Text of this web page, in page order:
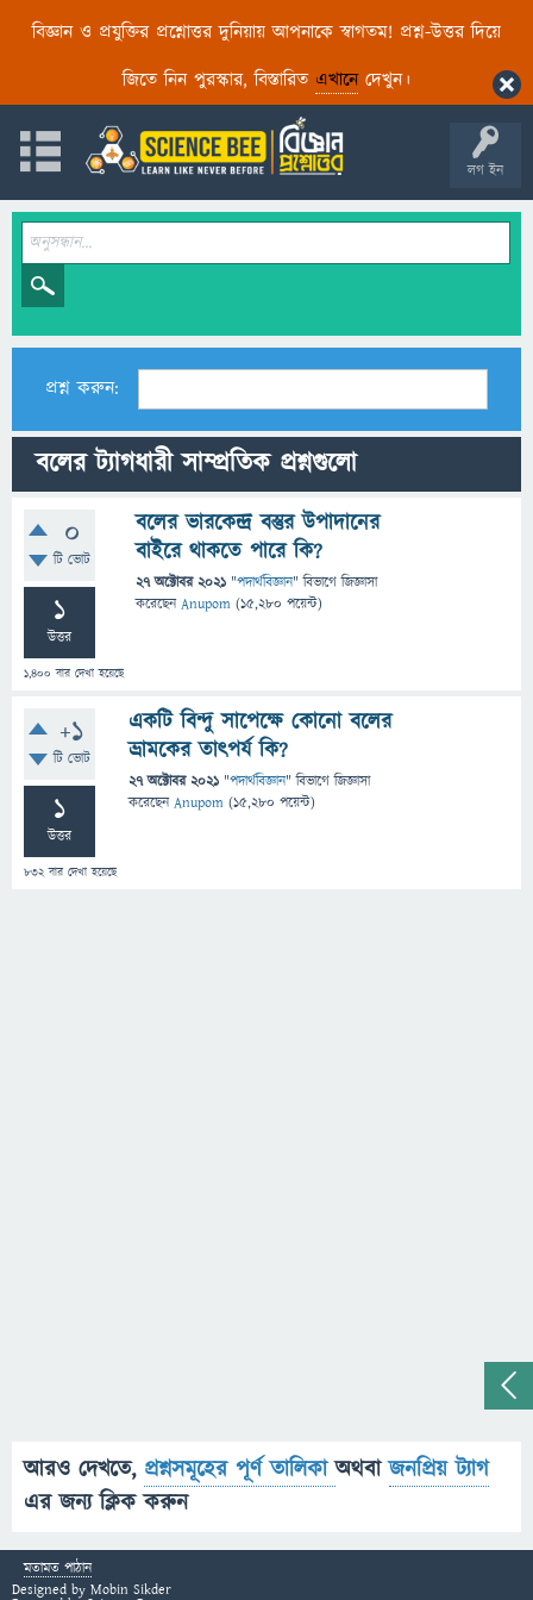
বিজ্ঞান ও প্রযুক্তির প্রশ্নোত্তর দুনিয়ায় আপনাকে স্বাগতম! প্রশ্ন-উত্তর দিয়ে
জিতে নিন পুরস্কার, বিস্তারিত এখানেদেখুন।
লগ ইন
প্রশ্ন করুন:
বলের ট্যাগধারী সাম্প্রতিক প্রশ্নগুলো
0
টি ভোট
1
উত্তর
1,400 বার দেখা হয়েছে
বলের ভারকেন্দ্র বস্তুর উপাদানের
বাইরে থাকতে পারে কি?
27 অক্টোবর 2021 "পদার্থবিজ্ঞান" বিভাগে জিজ্ঞাসা
করেছেনAnupom (15,280 পয়েন্ট)
+1
টি ভোট
1
উত্তর
832বার দেখা হয়েছে
একটি বিন্দু সাপেক্ষে কোনো বলের
ভ্রামকের তাৎপর্য কি?
27 অক্টোবর 2021 "পদার্থবিজ্ঞান" বিভাগে জিজ্ঞাসা
করেছেনAnupom (15,280 পয়েন্ট)
আরও দেখতে, প্রশ্নসমূহের পূর্ণ তালিকাঅথবাজনপ্রিয় ট্যাগ
এর জন্য ক্লিক করুন
মতামত পাঠান
Designed by Mobin Sikder